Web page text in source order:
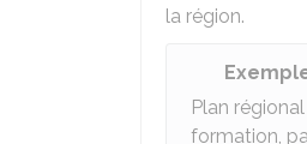
la région.
Plan
formation,